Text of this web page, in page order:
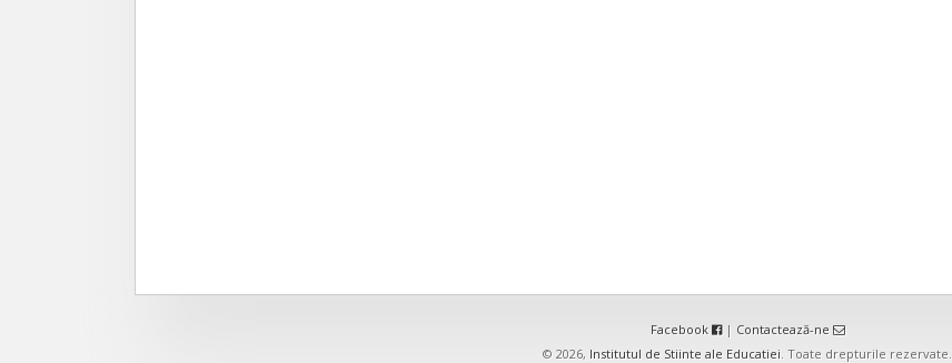
Facebook | Contactează-ne
© 2026, Institutul de Stiinte ale Educatiei. Toate drepturile rezervate.